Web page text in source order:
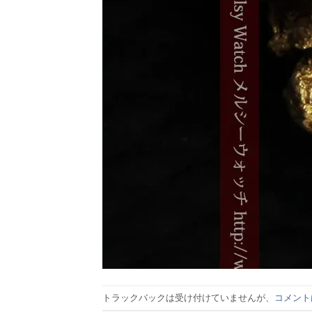
トラックバックは受け付けていませんが、 コメン